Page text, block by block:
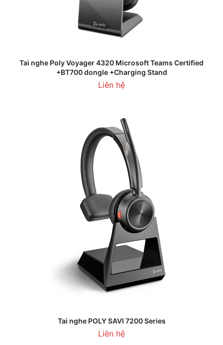
Tai nghe Poly Voyager 4320 Microsoft Teams Certified
+BT700 dongle +Charging Stand
Liên hệ
Tai nghe POLY SAVI 7200 Series
Liên hệ